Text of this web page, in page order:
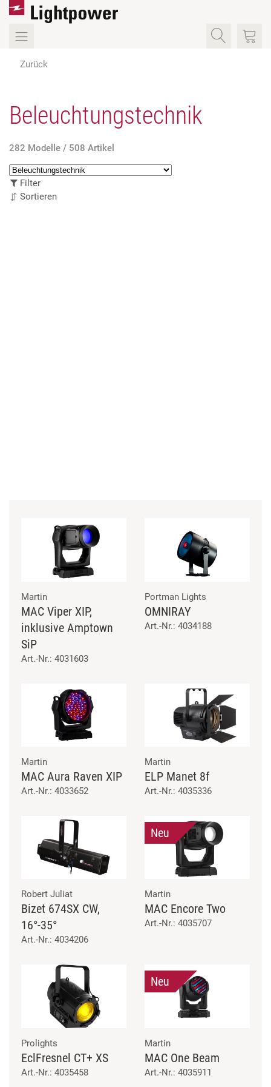
Zurück
Beleuchtungstechnik
282 Modelle / 508 Artikel
Filter
Sortieren
Martin
MAC Viper XIP,
inklusive Amptown
SiP
Art.-Nr.: 4031603
Portman Lights
OMNIRAY
Art.-Nr.: 4034188
Martin
MAC Aura Raven XIP
Art.-Nr.: 4033652
Martin
ELP Manet 8f
Art.-Nr.: 4035336
Robert Juliat
Bizet 674SX CW,
16°-35°
Art.-Nr.: 4034206
Neu
Martin
MAC Encore Two
Art.-Nr.: 4035707
Prolights
EclFresnel CT+ XS
Art.-Nr.: 4035458
Neu
Martin
MAC One Beam
Art.-Nr.: 4035911